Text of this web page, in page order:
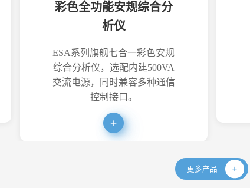
彩色全功能安规综合分
析仪
ESA系列旗舰七合一彩色安规
综合分析仪，选配内建500VA
交流电源，同时兼容多种通信
控制接口。
更多产品